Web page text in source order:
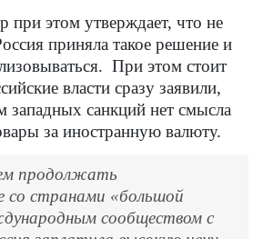
при этом утверждает, что не
приняла такое решение и
При этом стоит
власти сразу заявили,
западных санкций нет смысла
за иностранную валюту.
продолжать
со странами «большой
сообществом с